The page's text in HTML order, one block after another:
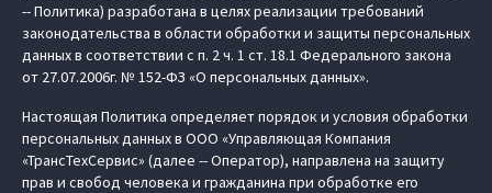
-- Политика) разработана в целях реализации требований
законодательства в области обработки и защиты персональных
данных в соответствии с п. 2 ч. 1 ст. 18.1 Федерального закона
от 27.07.2006г. № 152-ФЗ «О персональных данных».
Настоящая Политика определяет порядок и условия обработки
персональных данных в ООО «Управляющая Компания
«ТрансТехСервис» (далее -- Оператор), направлена на защиту
прав и свобод человека и гражданина при обработке его